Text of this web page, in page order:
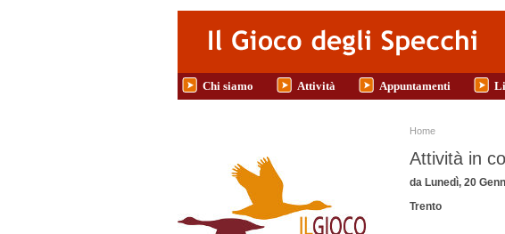
Chi siamo Attività Appuntamenti
Tu sei qui
Home
Attività in
da Lunedì, 20
Trento